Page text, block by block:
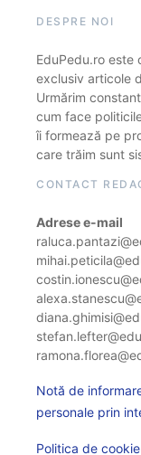
DESPRE NOI
EduPedu.ro este
exclusiv articole
Urmărim
cum face
îi formează pe
care trăim sunt
CONTACT
Adrese e-mail
Notă de
personale prin
Politica de cookie